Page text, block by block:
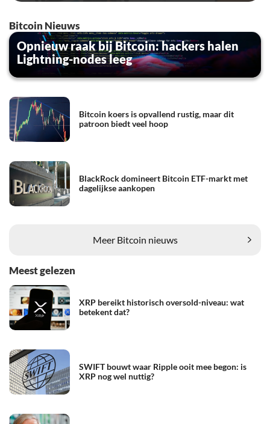
Bitcoin Nieuws
Opnieuw raak bij Bitcoin: hackers halen
Lightning-nodes leeg
Bitcoin koers is opvallend rustig, maar dit
patroon biedt veel hoop
BlackRock domineert Bitcoin ETF-markt met
dagelijkse aankopen
Meer Bitcoin nieuws
Meest gelezen
XRP bereikt historisch oversold-niveau: wat
betekent dat?
SWIFT bouwt waar Ripple ooit mee begon: is
XRP nog wel nuttig?